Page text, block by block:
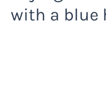
with a blue